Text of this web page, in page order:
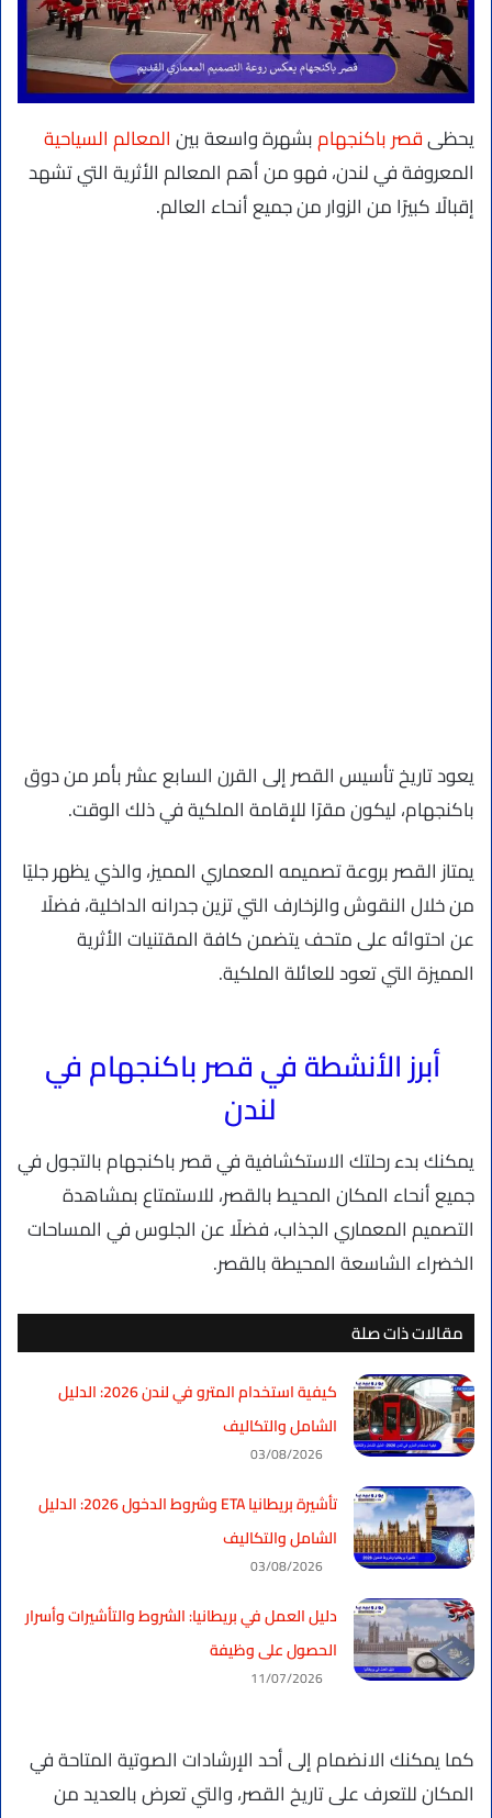
يحظىقصر باكنجهامبشهرة واسعة بينالمعالم السياحية
المعروفة في لندن، فهو من أهم المعالم الأثرية التي تشهد
إقبالًا كبيرًا من الزوار من جميع أنحاء العالم.
يعود تاريخ تأسيس القصر إلى القرن السابع عشر بأمر من دوق
باكنجهام، ليكون مقرًا للإقامة الملكية في ذلك الوقت.
يمتاز القصر بروعة تصميمه المعماري المميز، والذي يظهر جليًا
من خلال النقوش والزخارف التي تزين جدرانه الداخلية، فضلًا
عن احتوائه على متحف يتضمن كافة المقتنيات الأثرية
المميزة التي تعود للعائلة الملكية.
أبرز الأنشطة في قصر باكنجهام في
لندن
يمكنك بدء رحلتك الاستكشافية في قصر باكنجهام بالتجول في
جميع أنحاء المكان المحيط بالقصر، للاستمتاع بمشاهدة
التصميم المعماري الجذاب، فضلًا عن الجلوس في المساحات
الخضراء الشاسعة المحيطة بالقصر.
مقالات ذات صلة
كيفية استخدام المترو في لندن 2026: الدليل
الشامل والتكاليف
03/08/2026
تأشيرة بريطانيا ETA وشروط الدخول 2026: الدليل
الشامل والتكاليف
03/08/2026
دليل العمل في بريطانيا: الشروط والتأشيرات وأسرار
الحصول على وظيفة
11/07/2026
كما يمكنك الانضمام إلى أحد الإرشادات الصوتية المتاحة في
المكان للتعرف على تاريخ القصر، والتي تعرض بالعديد من